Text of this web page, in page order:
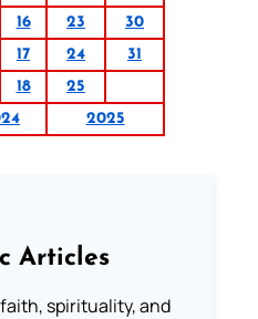
16 23
30
17 24
31
18
25
2025
Articles
spirituality, and